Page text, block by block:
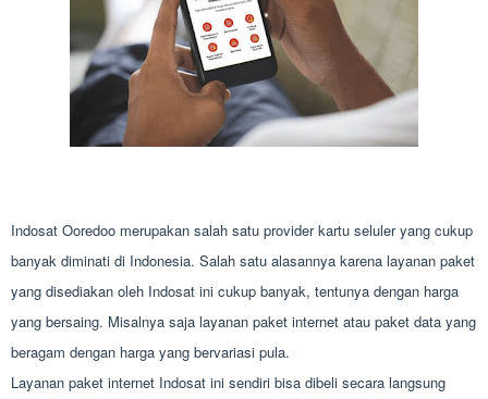
Indosat Ooredoo merupakan salah satu provider kartu seluler yang cukup
banyak diminati di Indonesia. Salah satu alasannya karena layanan paket
yang disediakan oleh Indosat ini cukup banyak, tentunya dengan harga
yang bersaing. Misalnya saja layanan paket internet atau paket data yang
beragam dengan harga yang bervariasi pula.
Layanan paket internet Indosat ini sendiri bisa dibeli secara langsung